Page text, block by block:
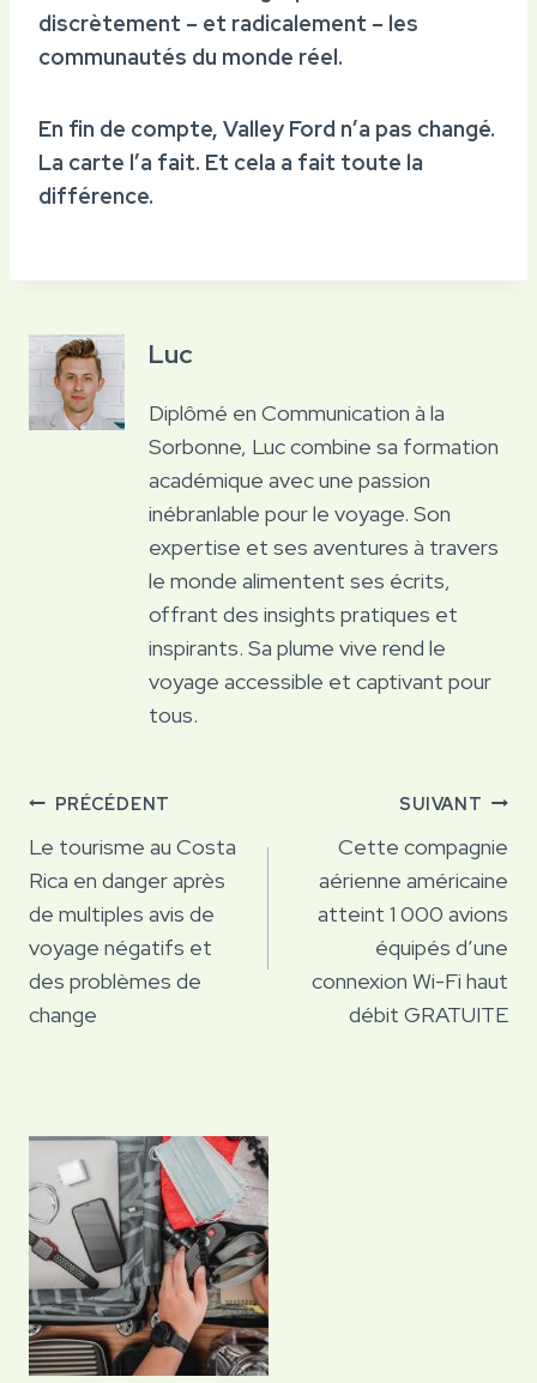
discrètement – ​​et radicalement – ​​les
communautés du monde réel.
En fin de compte, Valley Ford n’a pas changé.
La carte l’a fait. Et cela a fait toute la
différence.
Luc
Diplômé en Communication à la
Sorbonne, Luc combine sa formation
académique avec une passion
inébranlable pour le voyage. Son
expertise et ses aventures à travers
le monde alimentent ses écrits,
offrant des insights pratiques et
inspirants. Sa plume vive rend le
voyage accessible et captivant pour
tous.
Navigation
de
l’article
PRÉCÉDENT
Le tourisme au Costa
Rica en danger après
de multiples avis de
voyage négatifs et
des problèmes de
change
SUIVANT
Cette compagnie
aérienne américaine
atteint 1 000 avions
équipés d’une
connexion Wi-Fi haut
débit GRATUITE